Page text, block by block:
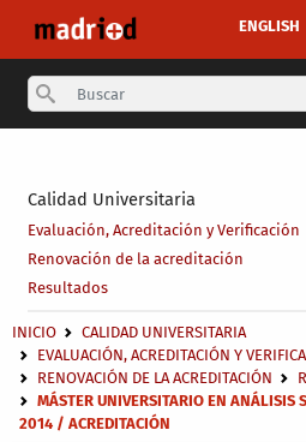
ENGLISH
Calidad Universitaria
Evaluación, Acreditación y Verificación
Renovación de la acreditación
Resultados
Sobrescribir enlaces de ayuda
INICIO
CALIDAD UNIVERSITARIA
EVALUACIÓN, ACREDITACIÓN Y
RENOVACIÓN DE LA ACREDITACIÓN
MÁSTER UNIVERSITARIO EN
2014 / ACREDITACIÓN